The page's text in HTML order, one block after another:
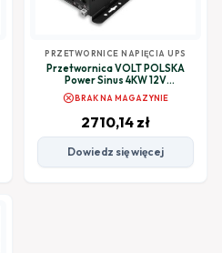
PRZETWORNICE NAPIĘCIA UPS
Przetwornica VOLT POLSKA
Power Sinus 4KW 12V
cancelBRAK NA MAGAZYNIE
2710,14 zł
Dowiedz się więcej